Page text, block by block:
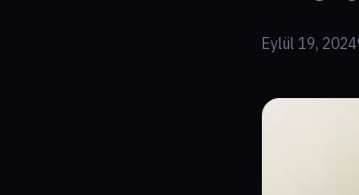
Eylül 19, 2024